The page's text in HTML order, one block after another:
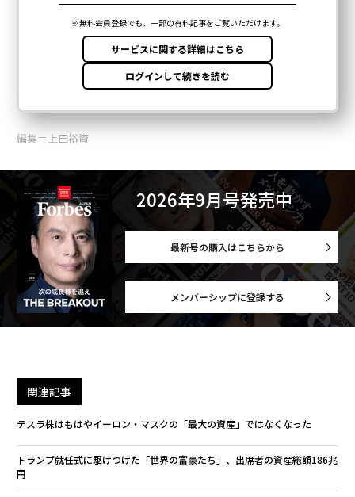
編集＝上田裕資
2026年9月号発売中
最新号の購入はこちらから
メンバーシップに登録する
関連記事
テスラ株はもはやイーロン・マスクの「最大の資産」ではなくなった
トランプ就任式に駆けつけた「世界の富豪たち」、出席者の資産総額186兆
円